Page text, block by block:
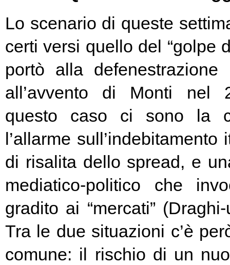
Lo scenario di queste
certi versi quello del “golpe
portò alla
all’avvento di Monti nel
questo caso ci sono la
l’allarme
di risalita dello spread, e
mediatico-politico che
gradito ai “mercati”
Tra le due situazioni c’è
comune: il rischio di un